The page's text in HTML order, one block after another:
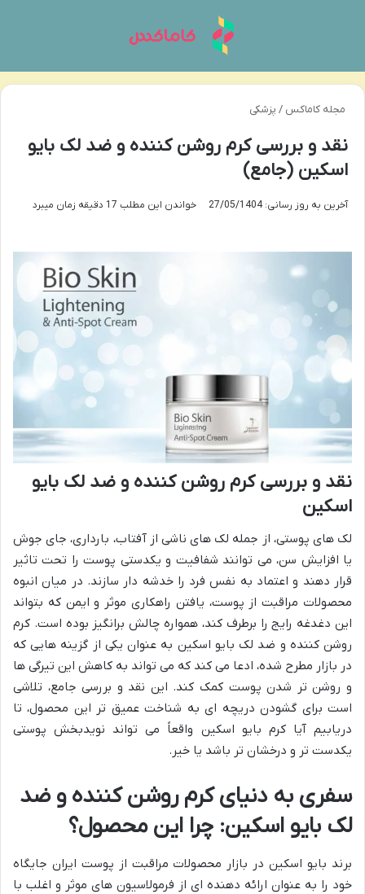
مجله کاماکس / پزشکی
نقد و بررسی کرم روشن کننده و ضد لک بایو
اسکین (جامع)
آخرین به روز رسانی: 27/05/1404 خواندن این مطلب 17 دقیقه زمان میبرد
نقد و بررسی کرم روشن کننده و ضد لک بایو
اسکین
لک های پوستی، از جمله لک های ناشی از آفتاب، بارداری، جای جوش
یا افزایش سن، می توانند شفافیت و یکدستی پوست را تحت تاثیر
قرار دهند و اعتماد به نفس فرد را خدشه دار سازند. در میان انبوه
محصولات مراقبت از پوست، یافتن راهکاری موثر و ایمن که بتواند
این دغدغه رایج را برطرف کند، همواره چالش برانگیز بوده است. کرم
روشن کننده و ضد لک بایو اسکین به عنوان یکی از گزینه هایی که
در بازار مطرح شده، ادعا می کند که می تواند به کاهش این تیرگی ها
و روشن تر شدن پوست کمک کند. این نقد و بررسی جامع، تلاشی
است برای گشودن دریچه ای به شناخت عمیق تر این محصول، تا
دریابیم آیا کرم بایو اسکین واقعاً می تواند نویدبخش پوستی
یکدست تر و درخشان تر باشد یا خیر.
سفری به دنیای کرم روشن کننده و ضد
لک بایو اسکین: چرا این محصول؟
برند بایو اسکین در بازار محصولات مراقبت از پوست ایران جایگاه
خود را به عنوان ارائه دهنده ای از فرمولاسیون های موثر و اغلب با